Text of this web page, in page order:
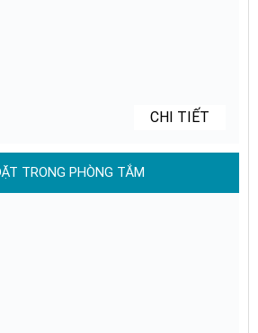
CHI TIẾT
TRONG PHÒNG TẮM